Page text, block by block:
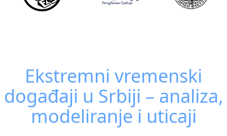
Ekstremni vremenski
događaji u Srbiji – analiza,
modeliranje i uticaji